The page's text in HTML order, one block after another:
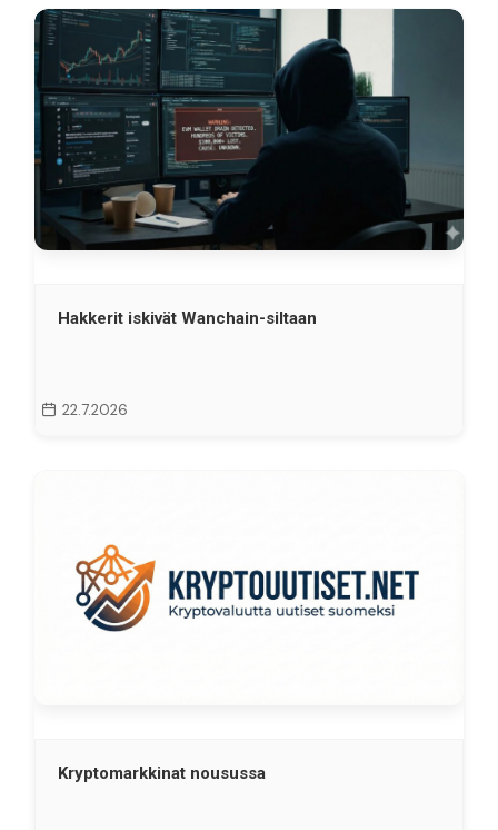
Hakkerit iskivät Wanchain-siltaan
22.7.2026
Kryptomarkkinat nousussa